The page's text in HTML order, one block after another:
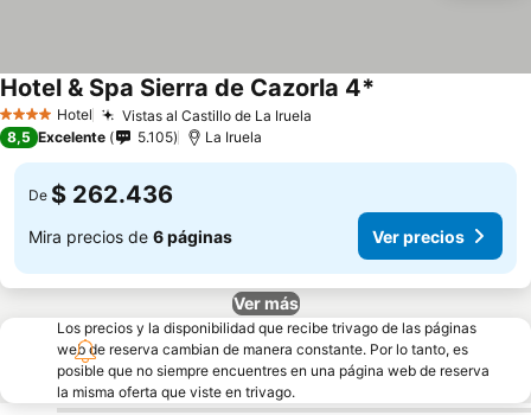
4 EstrellasHotel Vistas al Castillo de La Iruela
Hotel & Spa Sierra de Cazorla 4*
8,5 Excelente 5.105 La Iruela
De $ 262.436
Mira precios de 6 páginas Ver precios
Ver más
Los precios y la disponibilidad que recibe trivago de las páginas
web de reserva cambian de manera constante. Por lo tanto, es
posible que no siempre encuentres en una página web de reserva
la misma oferta que viste en trivago.